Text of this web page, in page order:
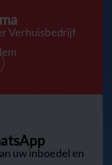
Verhuisbedrijf
uw inboedel en